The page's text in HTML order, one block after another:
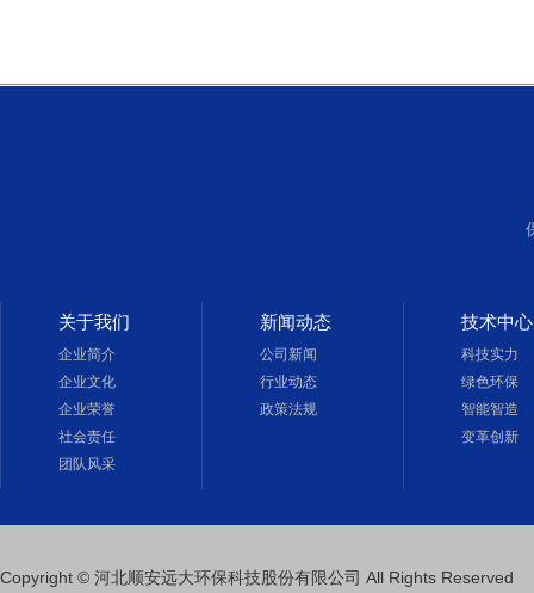
关于我们
企业简介
企业文化
企业荣誉
社会责任
团队风采
新闻动态
公司新闻
行业动态
政策法规
技术中心
科技实力
绿色环保
智能智造
变革创新
Copyright © 河北顺安远大环保科技股份有限公司 All Rights Reserved